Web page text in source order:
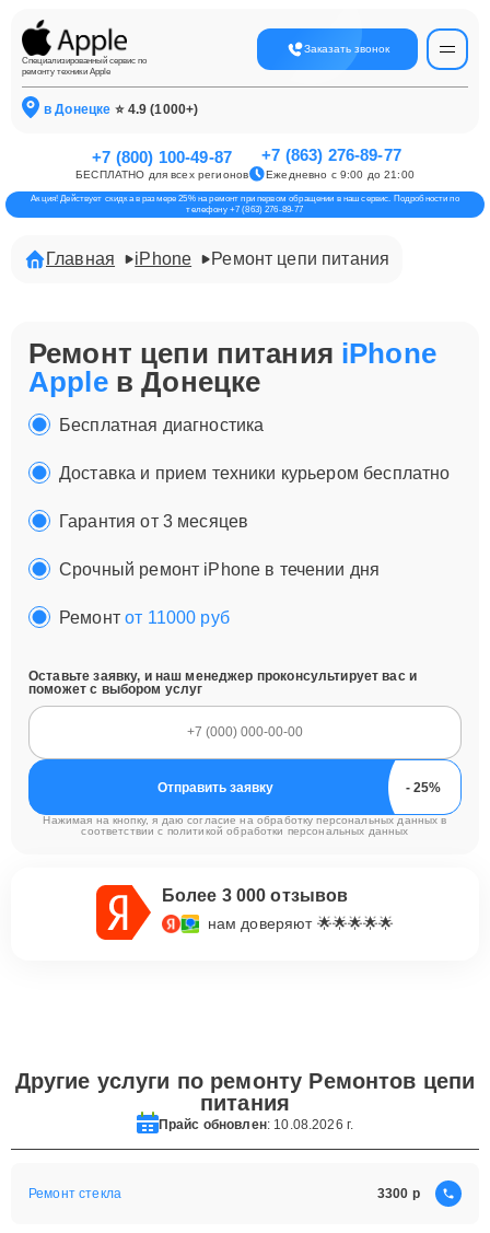
Специализированный сервис по
ремонту техники Apple
Заказать звонок
в Донецке ⭐ 4.9 (1000+)
+7 (800) 100-49-87
БЕСПЛАТНО для всех регионов
+7 (863) 276-89-77
Ежедневно с 9:00 до 21:00
Акция! Действует скидка в размере 25% на ремонт при первом обращении в наш сервис. Подробности по
телефону +7 (863) 276-89-77
Главная iPhone Ремонт цепи питания
Ремонт цепи питания iPhone
Appleв Донецке
Бесплатная диагностика
Доставка и прием техники курьером бесплатно
Гарантия от 3 месяцев
Срочный ремонт iPhone в течении дня
Ремонтот 11000 руб
Оставьте заявку, и наш менеджер проконсультирует вас и
поможет с выбором услуг
Отправить заявку
Нажимая на кнопку, я даю согласие на обработку персональных данных в
соответствии с политикой обработки персональных данных
Более 3 000 отзывов
нам доверяют 🌟🌟🌟🌟🌟
Другие услуги по ремонту Ремонтов цепи
питания
Прайс обновлен: 10.08.2026 г.
Ремонт стекла 3300